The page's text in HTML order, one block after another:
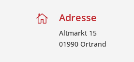
 Adresse
Altmarkt 15
01990 Ortrand